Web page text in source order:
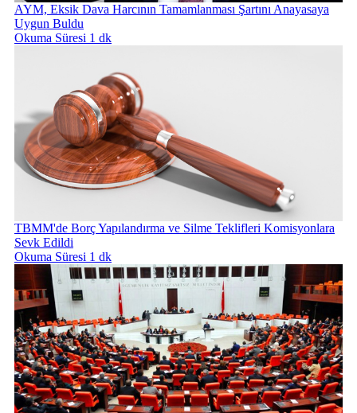
AYM, Eksik Dava Harcının Tamamlanması Şartını Anayasaya
Uygun Buldu
Okuma Süresi 1 dk
TBMM'de Borç Yapılandırma ve Silme Teklifleri Komisyonlara
Sevk Edildi
Okuma Süresi 1 dk